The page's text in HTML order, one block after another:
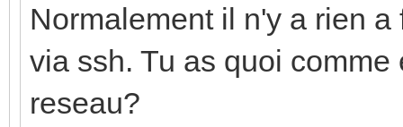
Normalement il n'y a rien
via ssh. Tu as quoi
reseau?